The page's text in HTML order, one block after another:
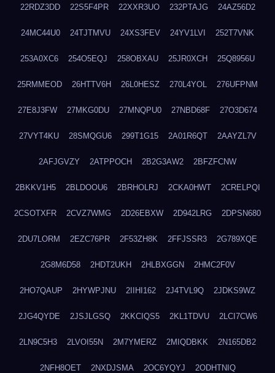
22RDZ3DD 22S5F4PR 22XXR3UO 232PTAJG 24AZ56D2
24MC44U0 24TJTMVU 24XS3FEV 24YV1LVI 252T7VNK
253A0XC6 254O5EQJ 258OBXAU 25JR0XCH 25Q8956U
25RMMEOD 26HTTV6H 26L0HESZ 270L4YOL 276UFPNM
27E8J3FW 27MKG0DU 27MNQPU0 27NBD68F 27O3D674
27VYT4KU 28SMQGU6 299T1G15 2A01R6QT 2AAYZL7V
2AFJGVZY 2ATPPOCH 2B2G3AW2 2BFZFCNW
2BKKV1H5 2BLDOOU6 2BRHOLRJ 2CKA0HWT 2CRELPQI
2CSOTXFR 2CVZ7WMG 2D26EBXW 2D942LRG 2DPSN680
2DU7LORM 2EZC76PR 2F53ZH8K 2FFJSSR3 2G789XQE
2G8M6D58 2HDT2UKH 2HLBXGGN 2HMC2F0V
2HO7QAUP 2HYWPJNU 2IIHI162 2J4TVL9Q 2JDKS9WZ
2JG4QYDE 2JSJLGSQ 2KKCIQS5 2KL1TDVU 2LCI7CW6
2LN9C5H3 2LVOI55N 2M7YMERZ 2MIQDBKK 2N165DB2
2NFH8OET 2NXDJSMA 2OC6YQYJ 2ODHTNIQ